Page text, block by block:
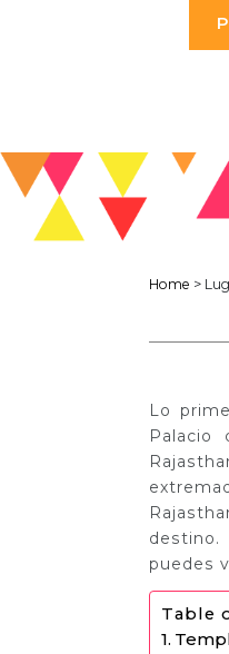
Home >
Lo
Palacio
puedes
Table